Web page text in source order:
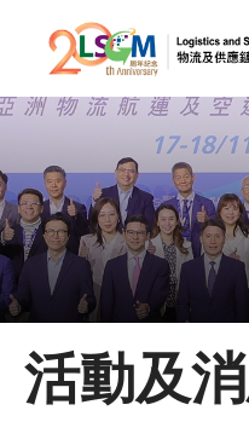
跳到內容（
主頁
關於LSCM
活動及